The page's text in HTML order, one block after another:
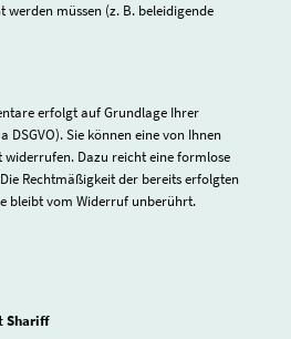
werden müssen (z. B. beleidigende
erfolgt auf Grundlage Ihrer
DSGVO). Sie können eine von Ihnen
Dazu reicht eine formlose
Rechtmäßigkeit der bereits erfolgten
bleibt vom Widerruf unberührt.
Shariff